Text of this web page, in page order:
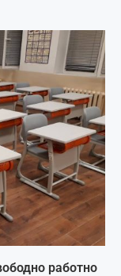
работно